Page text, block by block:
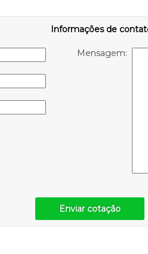
Informações de
Mensagem:
Enviar cotação